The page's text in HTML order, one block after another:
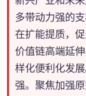
多带动力强的
在扩能提质，
价值链高端延
样化便利化发
强。聚焦加强